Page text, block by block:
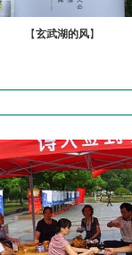
【玄武湖的风】